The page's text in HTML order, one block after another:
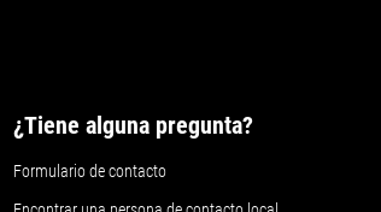
¿Tiene alguna pregunta?
Formulario de contacto